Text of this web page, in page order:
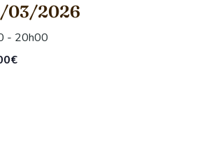
03/2026
- 20h00